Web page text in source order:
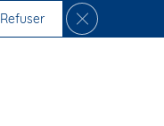
Refuser Fermer la